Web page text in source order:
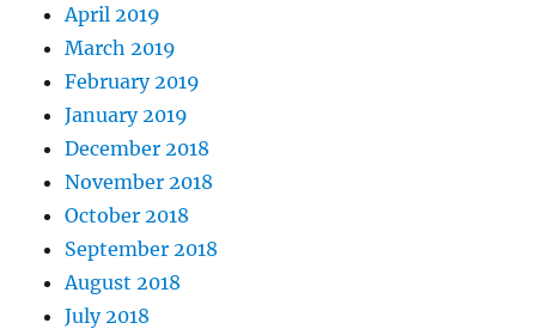
April 2019
March 2019
February 2019
January 2019
December 2018
November 2018
October 2018
September 2018
August 2018
July 2018